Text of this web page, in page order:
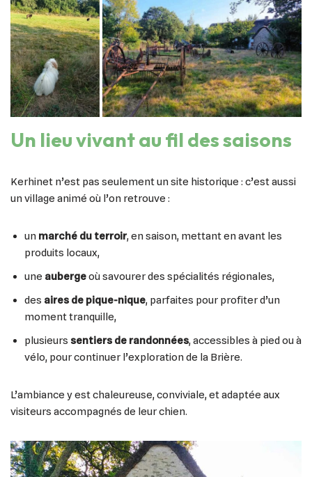
Un lieu vivant au fil des saisons
Kerhinet n’est pas seulement un site historique : c’est aussi
un village animé où l’on retrouve :
un marché du terroir, en saison, mettant en avant les
produits locaux,
une aubergeoù savourer des spécialités régionales,
des aires de pique-nique, parfaites pour profiter d’un
moment tranquille,
plusieurs sentiers de randonnées, accessibles à pied ou à
vélo, pour continuer l’exploration de la Brière.
L’ambiance y est chaleureuse, conviviale, et adaptée aux
visiteurs accompagnés de leur chien.